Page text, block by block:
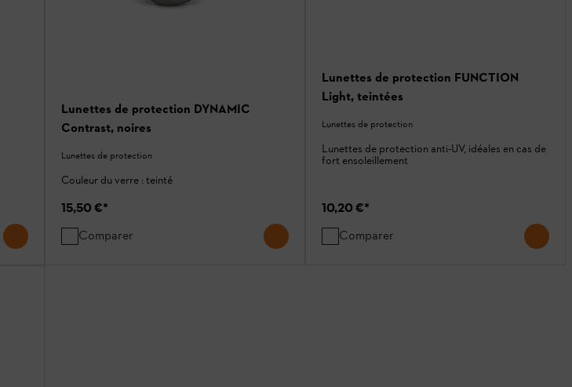
Lunettes de protection DYNAMIC
Contrast, noires
Lunettes de protection
Couleur du verre : teinté
15,50 €*
Comparer
Lunettes de protection FUNCTION
Light, teintées
Lunettes de protection
Lunettes de protection anti-UV, idéales en cas de
fort ensoleillement
10,20 €*
Comparer